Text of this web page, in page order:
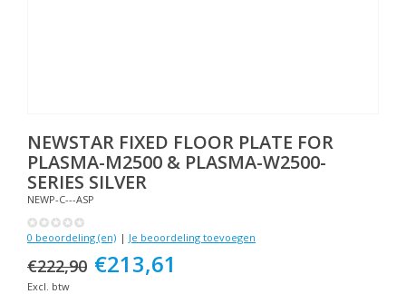
NEWSTAR FIXED FLOOR PLATE FOR
PLASMA-M2500 & PLASMA-W2500-
SERIES SILVER
NEWP-C---ASP
0 beoordeling (en) | Je beoordeling toevoegen
€222,90 €213,61
Excl. btw